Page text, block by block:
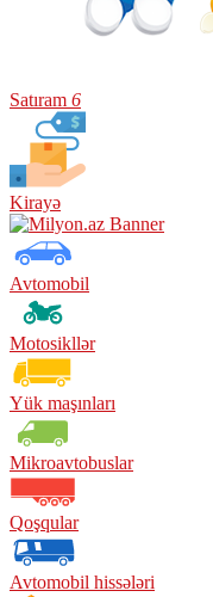
Satıram 6
Kirayə
Avtomobil
Motosikllər
Yük maşınları
Mikroavtobuslar
Qoşqular
Avtomobil hissələri